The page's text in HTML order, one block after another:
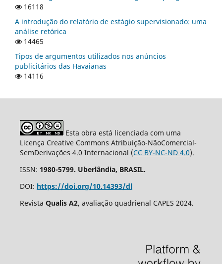
16118
A introdução do relatório de estágio supervisionado: uma
análise retórica
14465
Tipos de argumentos utilizados nos anúncios
publicitários das Havaianas
14116
Esta obra está licenciada com uma
Licença Creative Commons Atribuição-NãoComercial-
SemDerivações 4.0 Internacional (CC BY-NC-ND 4.0).
ISSN: 1980-5799. Uberlândia, BRASIL.
DOI: https://doi.org/10.14393/dl
Revista Qualis A2, avaliação quadrienal CAPES 2024.